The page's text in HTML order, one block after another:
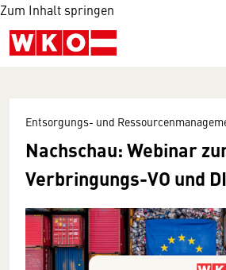
Zum Inhalt springen
Entsorgungs- und
Nachschau: Webinar
Verbringungs-VO und